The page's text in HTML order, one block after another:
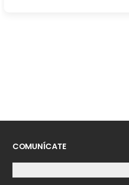
COMUNÍCATE